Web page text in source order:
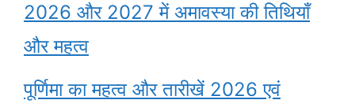
2026 और 2027 में अमावस्या की तिथियाँ
और महत्व
पूर्णिमा का महत्व और तारीखें 2026 एवं